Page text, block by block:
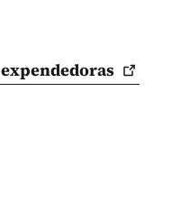
expendedoras